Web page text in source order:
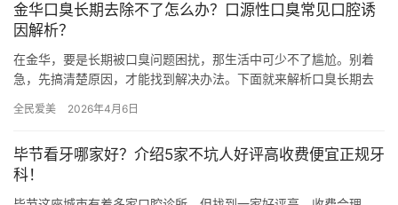
金华口臭长期去除不了怎么办？口源性口臭常见口腔诱
因解析？
在金华，要是长期被口臭问题困扰，那生活中可少不了尴尬。别着
急，先搞清楚原因，才能找到解决办法。下面就来解析口臭长期去
了怎…
全民爱美 2026年4月6日
毕节看牙哪家好？介绍5家不坑人好评高收费便宜正规牙
科！